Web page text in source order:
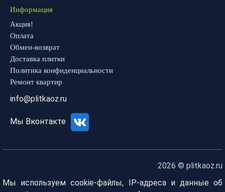
Информация
Акция!
Оплата
Обмен-возврат
Доставка плитки
Политика конфиденциальности
Ремонт квартир
info@plitkaoz.ru
Мы Вконтакте
2026 © plitkaoz.ru
Мы используем cookie-файлы, IP-адреса и данные об